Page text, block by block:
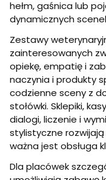
hełm, gaśnica lub
dynamicznych
Zestawy
zainteresowanych
opiekę, empatię i
naczynia i produkty
codzienne sceny z
stołówki. Sklepiki,
dialogi, liczenie i
stylistyczne
ważna jest obsługa
Dla placówek